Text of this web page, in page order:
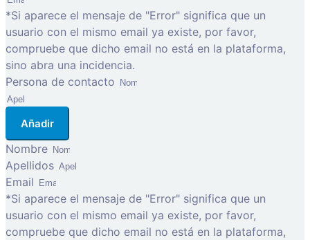
*Si aparece el mensaje de "Error" significa que un
usuario con el mismo email ya existe, por favor,
compruebe que dicho email no está en la plataforma,
sino abra una incidencia.
Persona de contacto
Añadir
Nombre
Apellidos
Email
*Si aparece el mensaje de "Error" significa que un
usuario con el mismo email ya existe, por favor,
compruebe que dicho email no está en la plataforma,